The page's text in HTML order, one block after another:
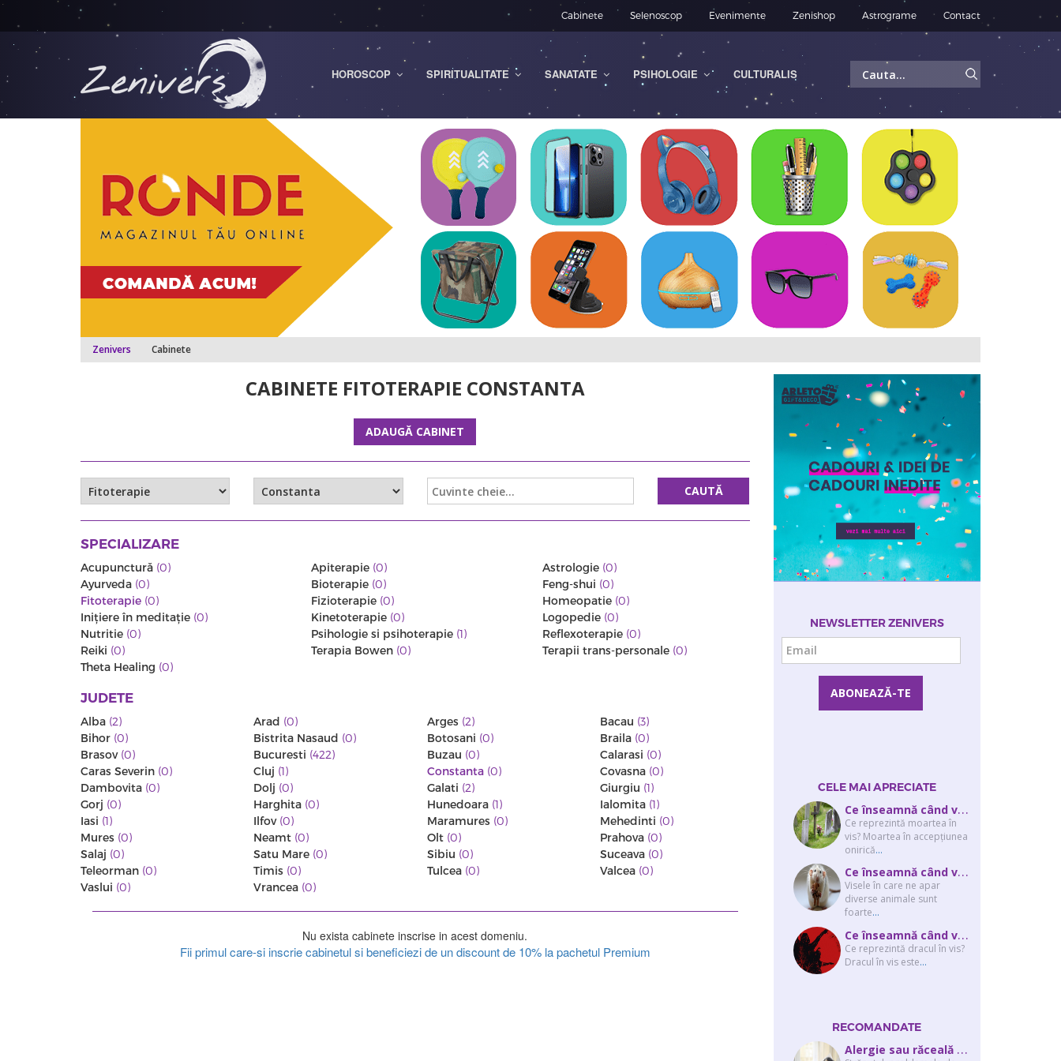
Cabinete Selenoscop Evenimente Zenishop Astrograme Contact
Caută
HOROSCOP SPIRITUALITATE SANATATE PSIHOLOGIE CULTURALIS
Zenivers Cabinete
CABINETE FITOTERAPIE CONSTANTA
ADAUGĂ CABINET
CAUTĂ
SPECIALIZARE
Acupunctură (0) Apiterapie (0) Astrologie (0)
Ayurveda (0) Bioterapie (0) Feng-shui (0)
Fitoterapie (0) Fizioterapie (0) Homeopatie (0)
Iniţiere în meditaţie (0) Kinetoterapie (0) Logopedie (0)
Nutritie (0) Psihologie si psihoterapie (1) Reflexoterapie (0)
Reiki (0) Terapia Bowen (0) Terapii trans-personale (0)
Theta Healing (0)
JUDETE
Alba (2) Arad (0) Arges (2) Bacau (3)
Bihor (0) Bistrita Nasaud (0) Botosani (0) Braila (0)
Brasov (0) Bucuresti (422) Buzau (0) Calarasi (0)
Caras Severin (0) Cluj (1) Constanta (0) Covasna (0)
Dambovita (0) Dolj (0) Galati (2) Giurgiu (1)
Gorj (0) Harghita (0) Hunedoara (1) Ialomita (1)
Iasi (1) Ilfov (0) Maramures (0) Mehedinti (0)
Mures (0) Neamt (0) Olt (0) Prahova (0)
Salaj (0) Satu Mare (0) Sibiu (0) Suceava (0)
Teleorman (0) Timis (0) Tulcea (0) Valcea (0)
Vaslui (0) Vrancea (0)
Nu exista cabinete inscrise in acest domeniu.
Fii primul care-si inscrie cabinetul si beneficiezi de un discount de 10% la pachetul Premium
NEWSLETTER ZENIVERS
CELE MAI APRECIATE
C
e înseamnă când visezi că moare cineva apropiat? Interpretarea visului în ...
Ce reprezintă moartea în
vis? Moartea în accepţiunea
onirică...
C
e înseamnă când visezi şobolani sau şoareci
Visele în care ne apar
diverse animale sunt
foarte...
C
e înseamnă când visezi un drac? Interpretarea visului în care apar unul sau...
Ce reprezintă dracul în vis?
Dracul în vis este...
RECOMANDATE
A
lergie sau răceală – cum îţi dai seama de ce suferi și de ce conteaz...